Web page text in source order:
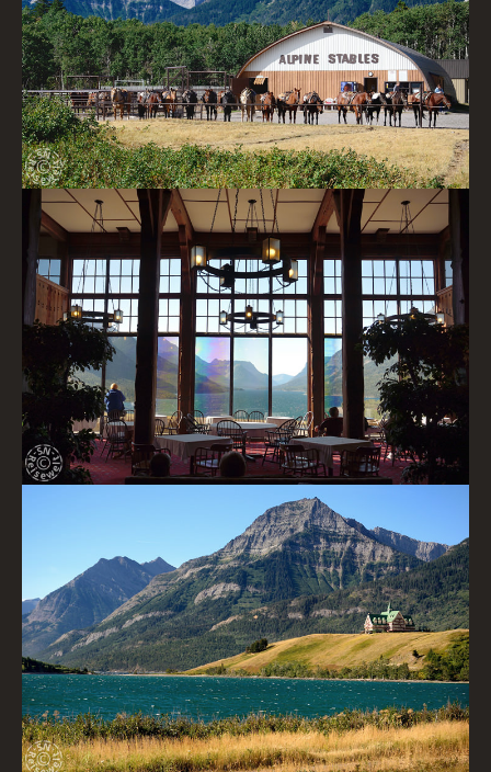
Pferderanch, Waterton Lake
Blick aus dem Prince of Wales Hotel
Hotel vom Middle Waterton Lake